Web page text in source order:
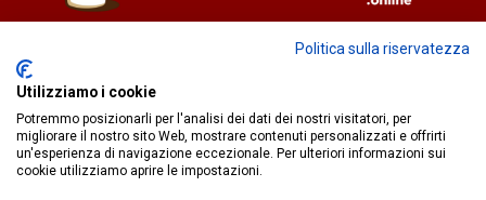
Fiorella Falci
redazione@ilcaffequotidiano.online
C.F. 92076900858
Chi siamo
Privacy & Cookie Policy
Politica sulla riservatezza
Utilizziamo i cookie
Potremmo posizionarli per l'analisi dei dati dei nostri visitatori, per
migliorare il nostro sito Web, mostrare contenuti personalizzati e offrirti
un'esperienza di navigazione eccezionale. Per ulteriori informazioni sui
cookie utilizziamo aprire le impostazioni.